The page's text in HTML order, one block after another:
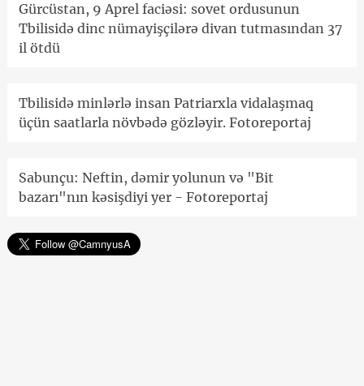
Gürcüstan, 9 Aprel faciəsi: sovet ordusunun
Tbilisidə dinc nümayişçilərə divan tutmasından 37
il ötdü
Tbilisidə minlərlə insan Patriarxla vidalaşmaq
üçün saatlarla növbədə gözləyir. Fotoreportaj
Sabunçu: Neftin, dəmir yolunun və "Bit
bazarı"nın kəsişdiyi yer - Fotoreportaj